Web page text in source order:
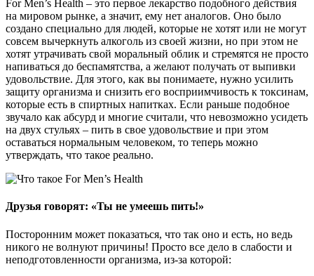
For Men’s Health – это первое лекарство подобного действия
на мировом рынке, а значит, ему нет аналогов. Оно было
создано специально для людей, которые не хотят или не могут
совсем вычеркнуть алкоголь из своей жизни, но при этом не
хотят утрачивать свой моральный облик и стремятся не просто
напиваться до беспамятства, а желают получать от выпивки
удовольствие. Для этого, как вы понимаете, нужно усилить
защиту организма и снизить его восприимчивость к токсинам,
которые есть в спиртных напитках. Если раньше подобное
звучало как абсурд и многие считали, что невозможно усидеть
на двух стульях – пить в свое удовольствие и при этом
оставаться нормальным человеком, то теперь можно
утверждать, что такое реально.
Друзья говорят: «Ты не умеешь пить!»
Посторонним может показаться, что так оно и есть, но ведь
никого не волнуют причины! Просто все дело в слабости и
неподготовленности организма, из-за которой: